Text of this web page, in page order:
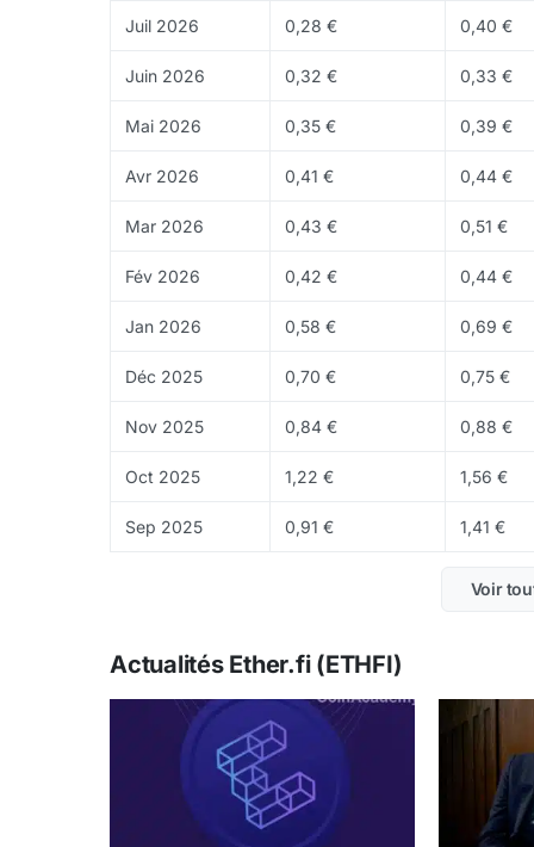
lancé Ether.fi Cash , une carte de débit crypto
Tokenomics
a été distribué via
airdrop aux utilisateurs du
Où acheter du ETHFI ?
ETHFI est disponible surBinance ,Kraken
Juil 2026 0,28 € 0,40 €
Juin 2026 0,32 € 0,33 €
Mai 2026 0,35 € 0,39 €
Avr 2026 0,41 € 0,44 €
Mar 2026 0,43 € 0,51 €
Fév 2026 0,42 € 0,44 €
Jan 2026 0,58 € 0,69 €
Déc 2025 0,70 € 0,75 €
Nov 2025 0,84 € 0,88 €
Oct 2025 1,22 € 1,56 €
Sep 2025 0,91 € 1,41 €
Voir
Actualités Ether.fi (ETHFI)